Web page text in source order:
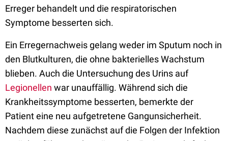
Erreger behandelt und die respiratorischen
Symptome besserten sich.
Ein Erregernachweis gelang weder im Sputum noch in
den Blutkulturen, die ohne bakterielles Wachstum
blieben. Auch die Untersuchung des Urins auf
Legionellen war unauffällig. Während sich die
Krankheitssymptome besserten, bemerkte der
Patient eine neu aufgetretene Gangunsicherheit.
Nachdem diese zunächst auf die Folgen der Infektion